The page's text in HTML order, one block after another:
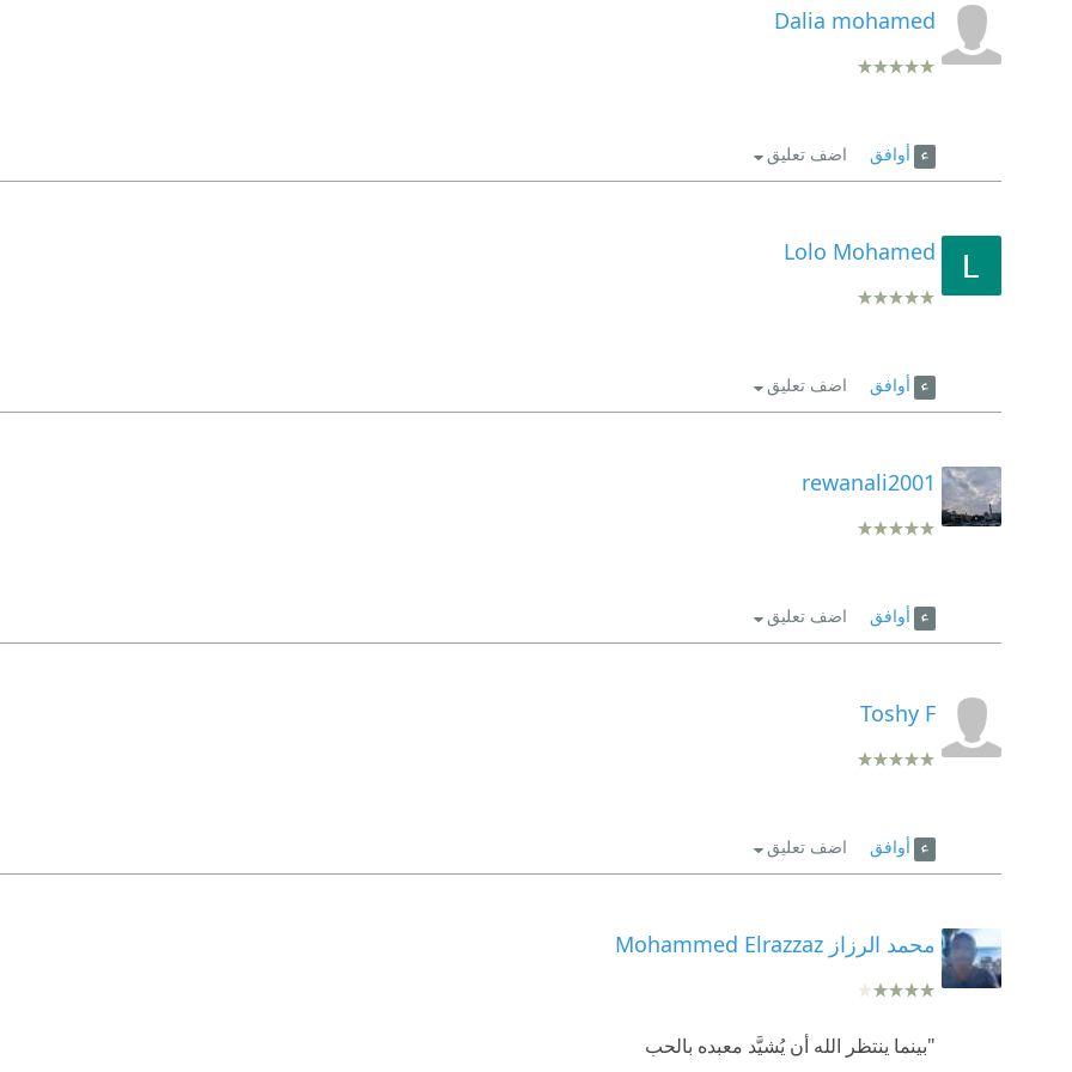
Dalia mohamed
أوافق اضف تعليق
Lolo Mohamed
أوافق اضف تعليق
rewanali2001
أوافق اضف تعليق
Toshy F
أوافق اضف تعليق
محمد الرزاز Mohammed Elrazzaz
"بينما ينتظر الله أن يُشيَّد معبده بالحب